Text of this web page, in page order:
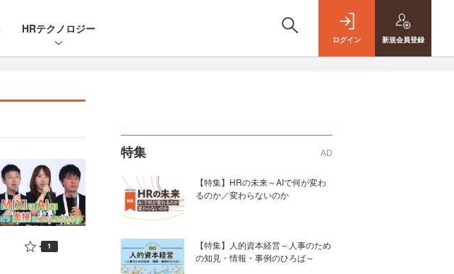
HRテクノロジー
ログイン 新規会員登録
1
特集 AD
【特集】HRの未来～AIで何が変わ
るのか／変わらないのか
【特集】人的資本経営～人事のため
の知見・情報・事例のひろば～